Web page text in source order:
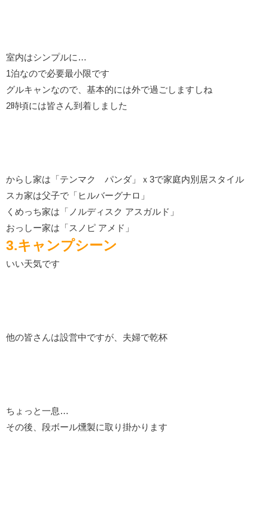
室内はシンプルに…
1泊なので必要最小限です
グルキャンなので、基本的には外で過ごしますしね
2時頃には皆さん到着しました
からし家は「テンマク パンダ」ｘ3で家庭内別居スタイル
スカ家は父子で「ヒルバーグナロ」
くめっち家は「ノルディスク アスガルド」
おっしー家は「スノピ アメド」
3.キャンプシーン
いい天気です
他の皆さんは設営中ですが、夫婦で乾杯
ちょっと一息…
その後、段ボール燻製に取り掛かります